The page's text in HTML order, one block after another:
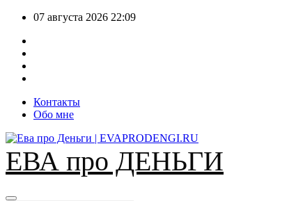
Перейти
содержимому
07 августа 2026 22:09
Контакты
Обо мне
ЕВА про ДЕНЬГИ